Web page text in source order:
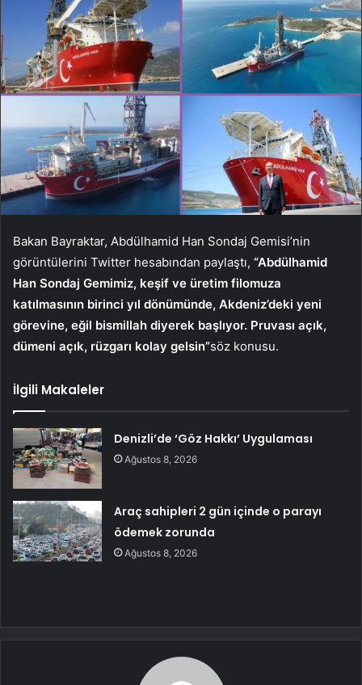
Bakan Bayraktar, Abdülhamid Han Sondaj Gemisi’nin
görüntülerini Twitter hesabından paylaştı, “Abdülhamid
Han Sondaj Gemimiz, keşif ve üretim filomuza
katılmasının birinci yıl dönümünde, Akdeniz’deki yeni
görevine, eğil bismillah diyerek başlıyor. Pruvası açık,
dümeni açık, rüzgarı kolay gelsin”söz konusu.
İlgili Makaleler
Denizli’de ‘Göz Hakkı’ Uygulaması
Ağustos 8, 2026
Araç sahipleri 2 gün içinde o parayı
ödemek zorunda
Ağustos 8, 2026